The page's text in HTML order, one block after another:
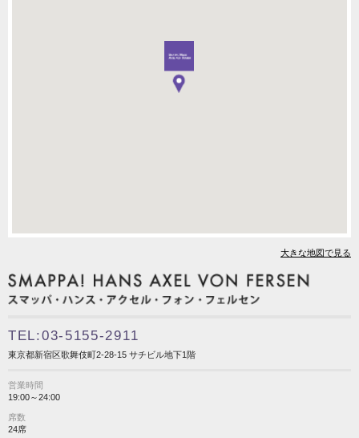
大きな地図で見る
TEL:03-5155-2911
東京都新宿区歌舞伎町2-28-15 サチビル地下1階
営業時間
19:00～24:00
席数
24席